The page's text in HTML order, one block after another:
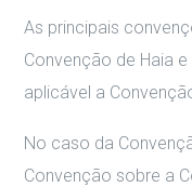
As principais
Convenção de Haia
aplicável a
No caso da
Convenção sobre a